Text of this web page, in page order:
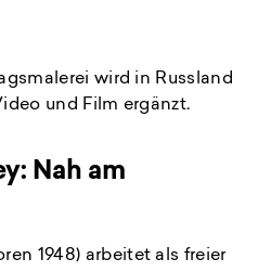
wird in Russland
und Film ergänzt.
Nah am
1948) arbeitet als freier